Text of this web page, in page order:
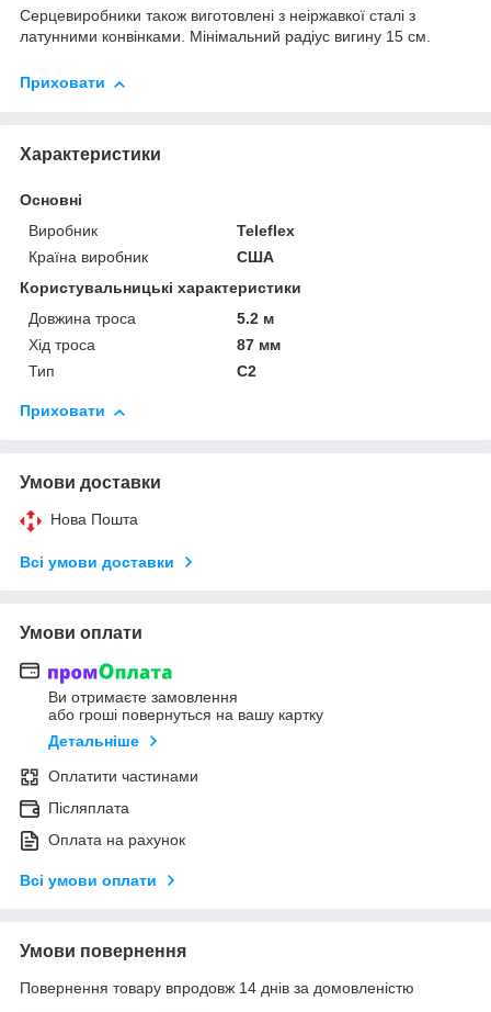
Серцевиробники також виготовлені з неіржавкої сталі з
латунними конвінками. Мінімальний радіус вигину 15 см.
Приховати
Характеристики
Основні
Виробник
Teleflex
Країна виробник
США
Користувальницькі характеристики
Довжина троса
5.2 м
Хід троса
87 мм
Тип
C2
Приховати
Умови доставки
Нова Пошта
Всі умови доставки
Умови оплати
Ви отримаєте замовлення
або гроші повернуться на вашу картку
Детальніше
Оплатити частинами
Післяплата
Оплата на рахунок
Всі умови оплати
Умови повернення
Повернення товару впродовж 14 днів за домовленістю